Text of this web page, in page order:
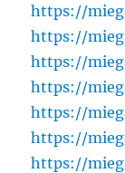
https://
https://
https://
https://
https://
https://
https://